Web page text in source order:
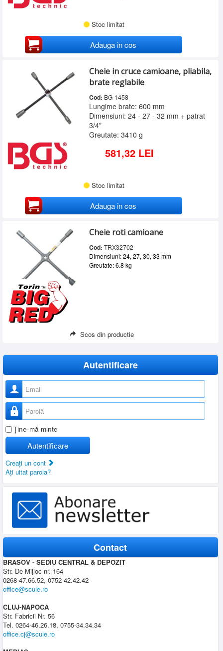
Stoc limitat
Adauga in cos
Cheie in cruce camioane, pliabila,
brate reglabile
Cod: BG-1458
Lungime brate: 600 mm
Dimensiuni: 24 - 27 - 32 mm + patrat
3/4"
Greutate: 3410 g
581,32 LEI
Stoc limitat
Adauga in cos
Cheie roti camioane
Cod: TRX32702
Dimensiuni: 24, 27, 30, 33 mm
Greutate: 6.8 kg
Scos din productie
Autentificare
Nume utilizator
Parolă
Ţine-mă minte
Autentificare
Creaţi un cont
Aţi uitat parola?
Contact
BRASOV - SEDIU CENTRAL & DEPOZIT
Str. De Mijloc nr. 164
0268-47.66.52, 0752-42.42.42
office@scule.ro
CLUJ-NAPOCA
Str. Fabricii Nr. 56
Tel. 0264-46.26.18, 0755-34.34.34
office.cj@scule.ro